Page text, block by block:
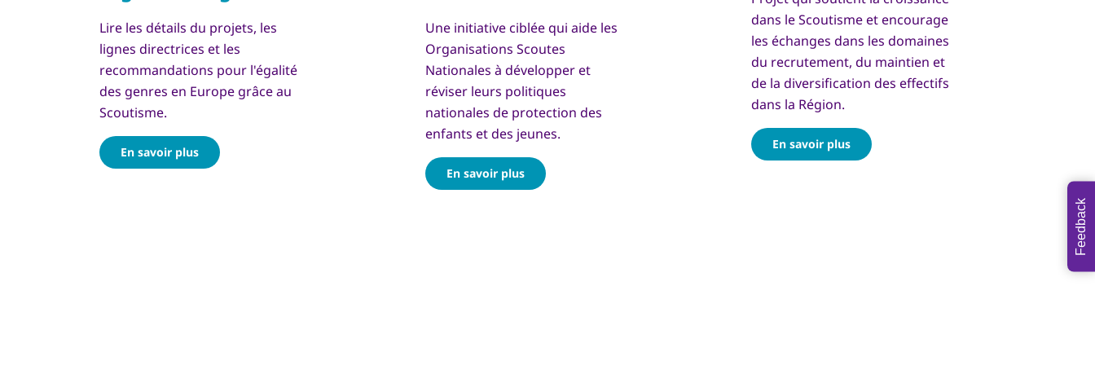
Lire les détails du projets, les
lignes directrices et les
recommandations pour l'égalité
des genres en Europe grâce au
Scoutisme.
En savoir plus
Une initiative ciblée qui aide les
Organisations Scoutes
Nationales à développer et
réviser leurs politiques
nationales de protection des
enfants et des jeunes.
En savoir plus
dans le Scoutisme et encourage
les échanges dans les domaines
du recrutement, du maintien et
de la diversification des effectifs
dans la Région.
En savoir plus
Feedback